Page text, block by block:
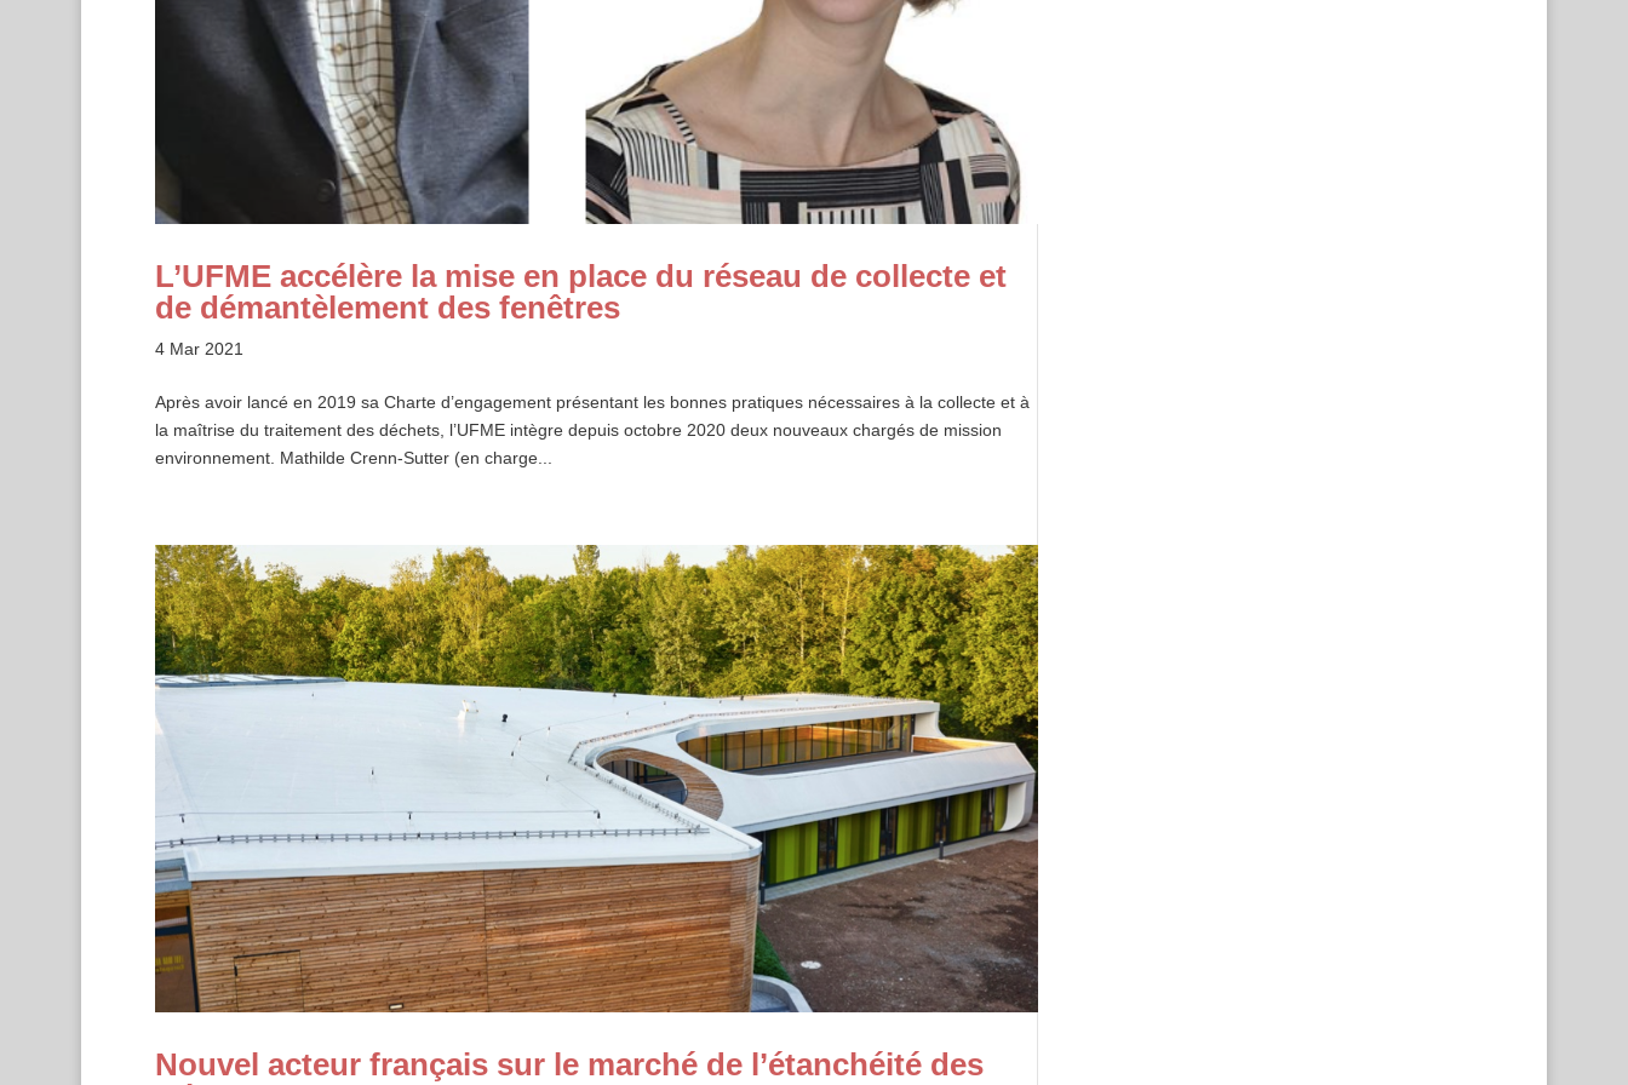
L’UFME accélère la mise en place du réseau de collecte et
de démantèlement des fenêtres
4 Mar 2021
Après avoir lancé en 2019 sa Charte d’engagement présentant les bonnes pratiques nécessaires à la collecte et à
la maîtrise du traitement des déchets, l’UFME intègre depuis octobre 2020 deux nouveaux chargés de mission
environnement. Mathilde Crenn-Sutter (en charge...
Nouvel acteur français sur le marché de l’étanchéité des